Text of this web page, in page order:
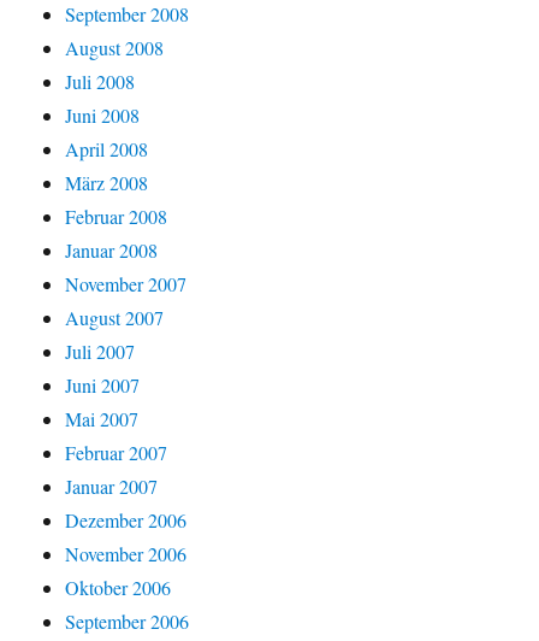
September 2008
August 2008
Juli 2008
Juni 2008
April 2008
März 2008
Februar 2008
Januar 2008
November 2007
August 2007
Juli 2007
Juni 2007
Mai 2007
Februar 2007
Januar 2007
Dezember 2006
November 2006
Oktober 2006
September 2006